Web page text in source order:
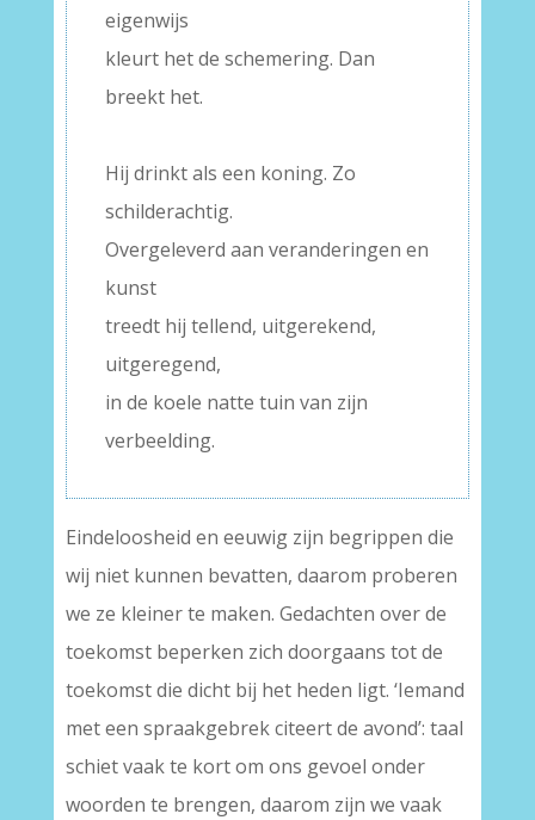
eigenwijs
kleurt het de schemering. Dan
breekt het.
Hij drinkt als een koning. Zo
schilderachtig.
Overgeleverd aan veranderingen en
kunst
treedt hij tellend, uitgerekend,
uitgeregend,
in de koele natte tuin van zijn
verbeelding.
Eindeloosheid en eeuwig zijn begrippen die
wij niet kunnen bevatten, daarom proberen
we ze kleiner te maken. Gedachten over de
toekomst beperken zich doorgaans tot de
toekomst die dicht bij het heden ligt. ‘Iemand
met een spraakgebrek citeert de avond’: taal
schiet vaak te kort om ons gevoel onder
woorden te brengen, daarom zijn we vaak